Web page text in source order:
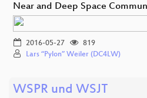
Near and Deep Space
2016-05-27
819
Lars “Pylon” Weiler (DC4LW)
WSPR und WSJT